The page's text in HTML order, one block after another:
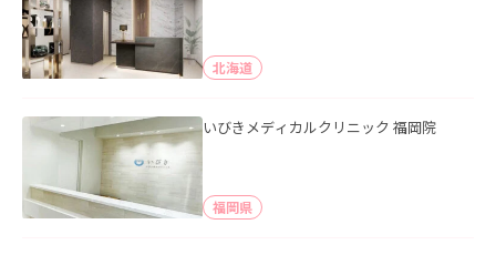
北海道
いびきメディカルクリニック 福岡院
福岡県